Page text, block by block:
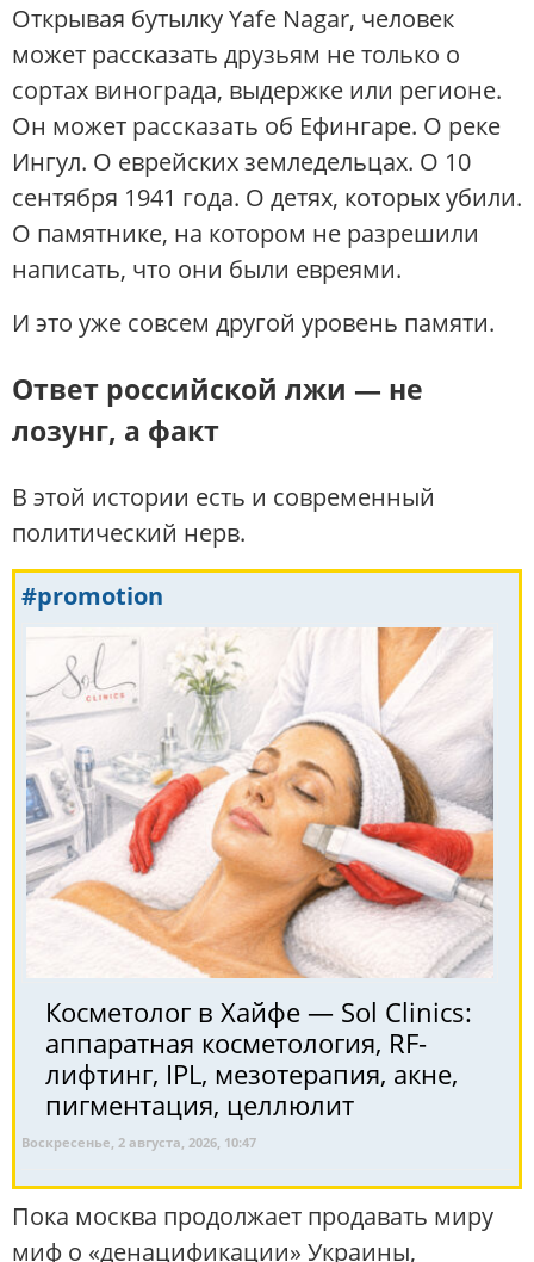
Открывая бутылку Yafe Nagar, человек
может рассказать друзьям не только о
сортах винограда, выдержке или регионе.
Он может рассказать об Ефингаре. О реке
Ингул. О еврейских земледельцах. О 10
сентября 1941 года. О детях, которых убили.
О памятнике, на котором не разрешили
написать, что они были евреями.
И это уже совсем другой уровень памяти.
Ответ российской лжи — не
лозунг, а факт
В этой истории есть и современный
политический нерв.
#promotion
Косметолог в Хайфе — Sol Clinics:
аппаратная косметология, RF-
лифтинг, IPL, мезотерапия, акне,
пигментация, целлюлит
Воскресенье, 2 августа, 2026, 10:47
Пока москва продолжает продавать миру
миф о «денацификации» Украины,